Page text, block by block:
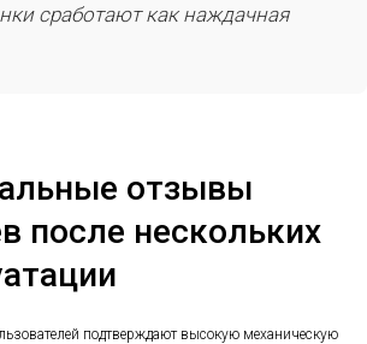
сработают как наждачная
отзывы
после нескольких
подтверждают высокую механическую